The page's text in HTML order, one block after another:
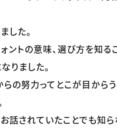
した。
ントの意味、選び方を知る
りました。
の努力ってとこが目からう
お話されていたことでも知